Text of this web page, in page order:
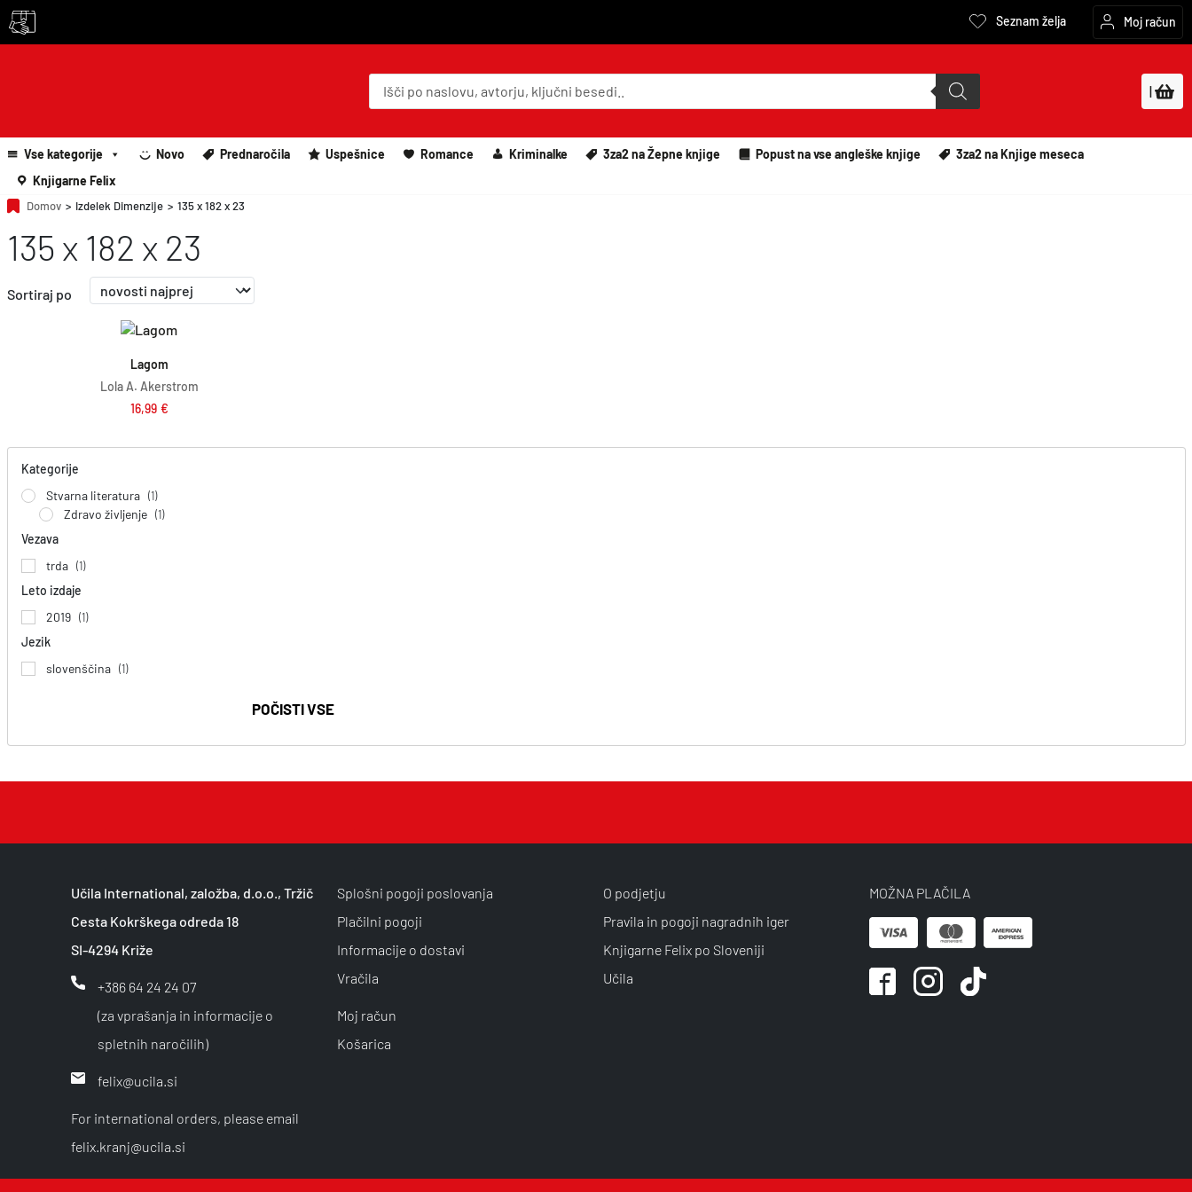
Seznam želja Moj račun
P
o
u
c
t
|
Vse kategorije Novo Prednaročila Uspešnice Romance Kriminalke 3za2 na Žepne knjige Popust na vse angleške knjige
3za2 na Knjige meseca
Knjigarne Felix
Domov > Izdelek Dimenzije > 135 x 182 x 23
135 x 182 x 23
Sortiraj po
Lagom
Lola A. Akerstrom
16,99 €
Dodaj v košarico
Kategorije
Stvarna literatura (1)
Zdravo življenje (1)
Vezava
trda (1)
Leto izdaje
2019 (1)
Jezik
slovenščina (1)
POČISTI VSE
Učila International, založba, d.o.o., Tržič
Cesta Kokrškega odreda 18
SI-4294 Križe
+386 64 24 24 07
(za vprašanja in informacije o
spletnih naročilih)
felix@ucila.si
For international orders, please email
felix.kranj@ucila.si
Splošni pogoji poslovanja
Plačilni pogoji
Informacije o dostavi
Vračila
Moj račun
Košarica
O podjetju
Pravila in pogoji nagradnih iger
Knjigarne Felix po Sloveniji
Učila
MOŽNA PLAČILA